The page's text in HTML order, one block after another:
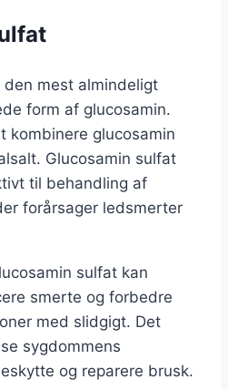
mest almindeligt
form af glucosamin.
kombinere glucosamin
Glucosamin sulfat
til behandling af
forårsager ledsmerter
sulfat kan
smerte og forbedre
med slidgigt. Det
sygdommens
og reparere brusk.